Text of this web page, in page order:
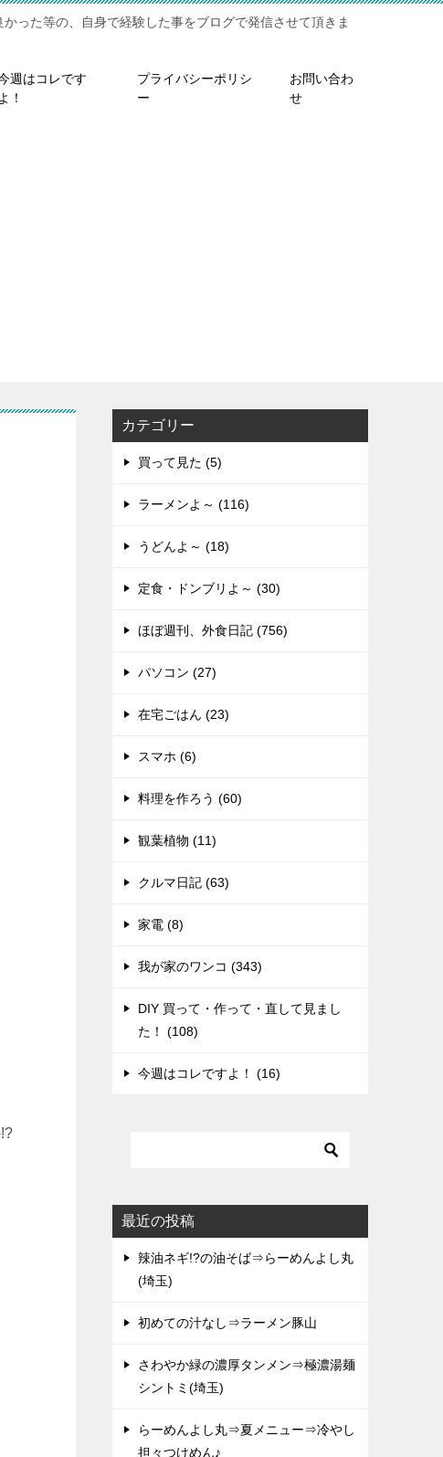
った等の、自身で経験した事をブログで発信させて頂きま
週はコレです
よ！
プライバシーポリシ
ー
お問い合わ
せ
カテゴリー
買って見た (5)
ラーメンよ～ (116)
うどんよ～ (18)
定食・ドンブリよ～ (30)
ほぼ週刊、外食日記 (756)
パソコン (27)
在宅ごはん (23)
スマホ (6)
料理を作ろう (60)
観葉植物 (11)
クルマ日記 (63)
家電 (8)
我が家のワンコ (343)
DIY 買って・作って・直して見まし
た！ (108)
今週はコレですよ！ (16)
最近の投稿
辣油ネギ!?の油そば⇒らーめんよし丸
(埼玉)
初めての汁なし⇒ラーメン豚山
さわやか緑の濃厚タンメン⇒極濃湯麺
シントミ(埼玉)
らーめんよし丸⇒夏メニュー⇒冷やし
担々つけめん♪